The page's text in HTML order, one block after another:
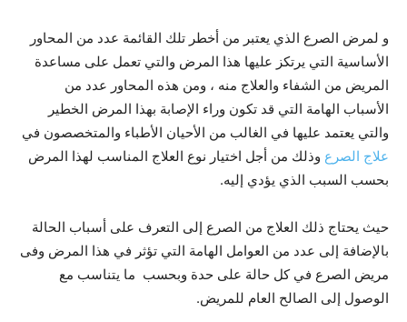
و لمرض الصرع الذي يعتبر من أخطر تلك القائمة عدد من المحاور
الأساسية التي يرتكز عليها هذا المرض والتي تعمل على مساعدة
المريض من الشفاء والعلاج منه ، ومن هذه المحاور عدد من
الأسباب الهامة التي قد تكون وراء الإصابة بهذا المرض الخطير
والتي يعتمد عليها في الغالب من الأحيان الأطباء والمتخصصون في
علاج الصرع وذلك من أجل اختيار نوع العلاج المناسب لهذا المرض
بحسب السبب الذي يؤدي إليه.
حيث يحتاج ذلك العلاج من الصرع إلى التعرف على أسباب الحالة
بالإضافة إلى عدد من العوامل الهامة التي تؤثر في هذا المرض وفى
مريض الصرع في كل حالة على حدة وبحسب ما يتناسب مع
الوصول إلى الصالح العام للمريض.